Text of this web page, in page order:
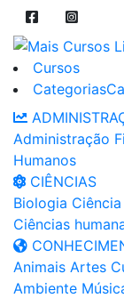
Cursos
Categorias
Administração
Humanos
CIÊNCIAS
Biologia Ciência
Ciências
Animais Artes
Ambiente